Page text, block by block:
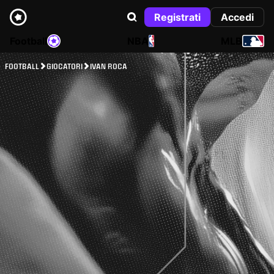
Registrati
Accedi
NBA
FOOTBALL GIOCATORI IVAN ROCA